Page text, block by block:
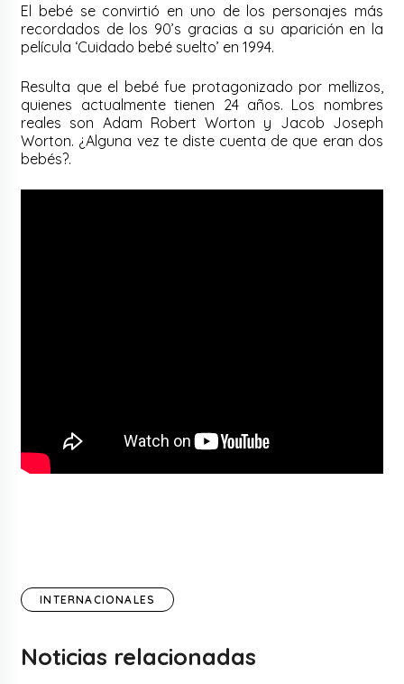
El bebé se convirtió en uno de los personajes más
recordados de los 90’s gracias a su aparición en la
película ‘Cuidado bebé suelto’ en 1994.
Resulta que el bebé fue protagonizado por mellizos,
quienes actualmente tienen 24 años. Los nombres
reales son Adam Robert Worton y Jacob Joseph
Worton. ¿Alguna vez te diste cuenta de que eran dos
bebés?.
INTERNACIONALES
Noticias relacionadas